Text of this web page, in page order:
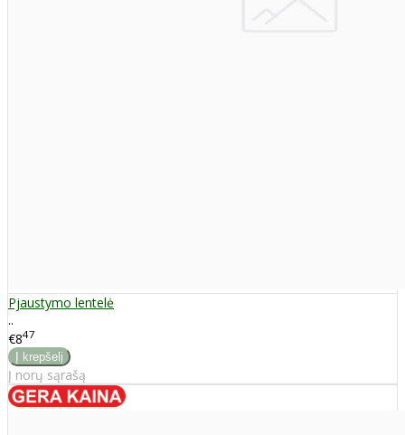
Pjaustymo lentelė
..
€847
Į norų sąrašą